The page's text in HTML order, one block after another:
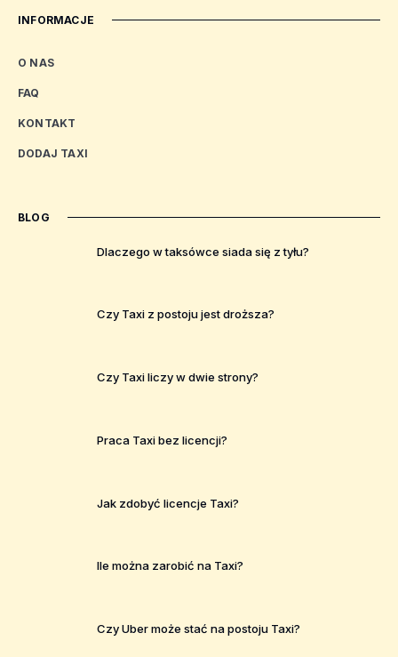
INFORMACJE
O NAS
FAQ
KONTAKT
DODAJ TAXI
BLOG
Dlaczego w taksówce siada się z tyłu?
Czy Taxi z postoju jest droższa?
Czy Taxi liczy w dwie strony?
Praca Taxi bez licencji?
Jak zdobyć licencje Taxi?
Ile można zarobić na Taxi?
Czy Uber może stać na postoju Taxi?